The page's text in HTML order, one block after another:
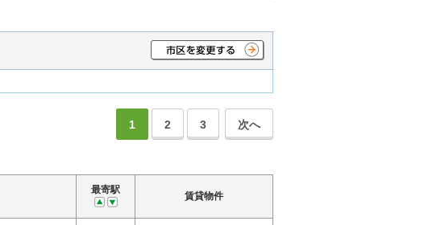
1 2 3 次へ
最寄駅
賃貸物件